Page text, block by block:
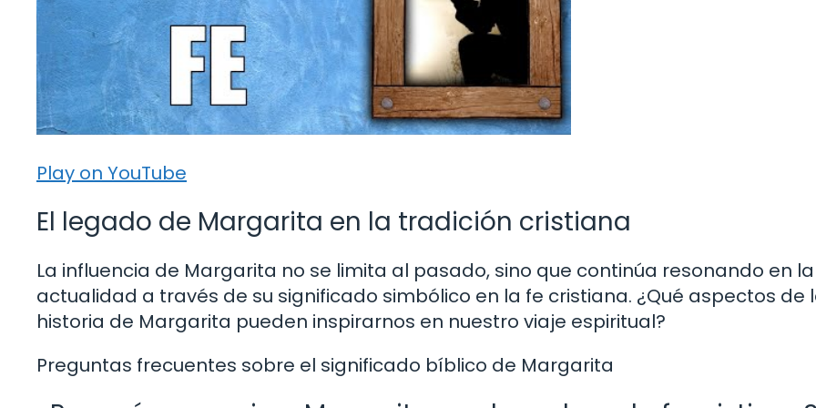
Play on YouTube
El legado de Margarita en la tradición cristiana
La influencia de Margarita no se limita al pasado, sino que continúa resonando en la
actualidad a través de su significado simbólico en la fe cristiana. ¿Qué aspectos de
historia de Margarita pueden inspirarnos en nuestro viaje espiritual?
Preguntas frecuentes sobre el significado bíblico de Margarita